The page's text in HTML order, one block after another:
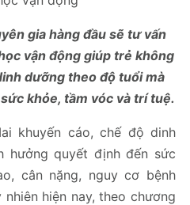
gia hàng đầu sẽ tư vấn
vận động giúp trẻ không
dưỡng theo độ tuổi mà
khỏe, tầm vóc và trí tuệ.
khuyến cáo, chế độ dinh
hưởng quyết định đến sức
cân nặng, nguy cơ bệnh
hiện nay, theo chương